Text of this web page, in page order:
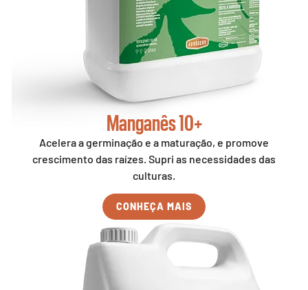
Manganês 10+
Acelera a germinação e a maturação, e promove
crescimento das raízes. Supri as necessidades das
culturas.
CONHEÇA MAIS